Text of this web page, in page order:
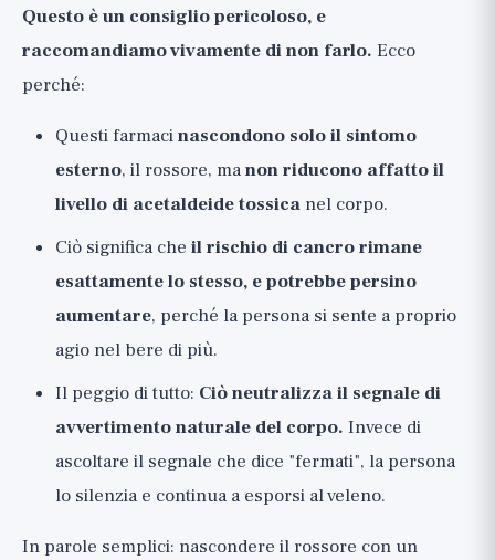
Questo è un consiglio pericoloso, e
raccomandiamo vivamente di non farlo. Ecco
perché:
Questi farmacinascondono solo il sintomo
esterno, il rossore, manon riducono affatto il
livello di acetaldeide tossica nel corpo.
Ciò significa che il rischio di cancro rimane
esattamente lo stesso, e potrebbe persino
aumentare, perché la persona si sente a proprio
agio nel bere di più.
Il peggio di tutto: Ciò neutralizza il segnale di
avvertimento naturale del corpo. Invece di
ascoltare il segnale che dice "fermati", la persona
lo silenzia e continua a esporsi al veleno.
In parole semplici: nascondere il rossore con un